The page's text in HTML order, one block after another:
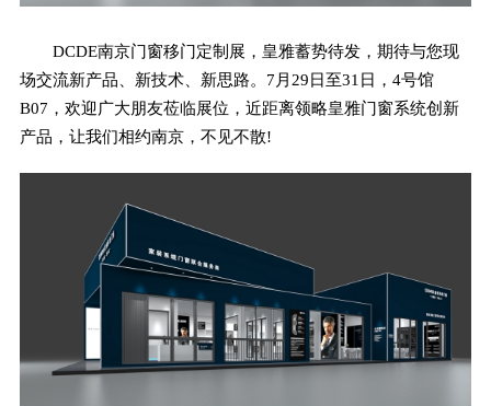
DCDE南京门窗移门定制展，皇雅蓄势待发，期待与您现
场交流新产品、新技术、新思路。7月29日至31日，4号馆
B07，欢迎广大朋友莅临展位，近距离领略皇雅门窗系统创新
产品，让我们相约南京，不见不散!